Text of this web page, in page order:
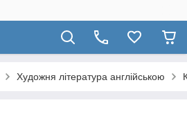
Художня література англійською